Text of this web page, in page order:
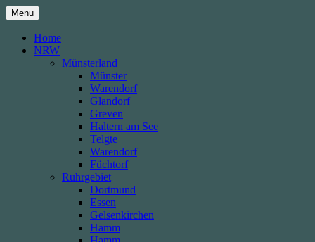
Skip
to
content
Menu
Home
NRW
Münsterland
Münster
Warendorf
Glandorf
Greven
Haltern am See
Telgte
Warendorf
Füchtorf
Ruhrgebiet
Dortmund
Essen
Gelsenkirchen
Hamm